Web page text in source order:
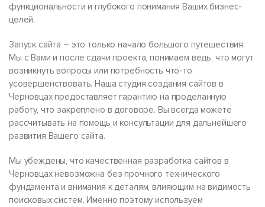
функциональности и глубокого понимания Ваших бизнес-
целей.
Запуск сайта – это только начало большого путешествия.
Мы с Вами и после сдачи проекта, понимаем ведь, что могут
возникнуть вопросы или потребность что-то
усовершенствовать. Наша студия создания сайтов в
Черновцах предоставляет гарантию на проделанную
работу, что закреплено в договоре. Вы всегда можете
рассчитывать на помощь и консультации для дальнейшего
развития Вашего сайта.
Мы убеждены, что качественная разработка сайтов в
Черновцах невозможна без прочного технического
фундамента и внимания к деталям, влияющим на видимость
поисковых систем. Именно поэтому используем